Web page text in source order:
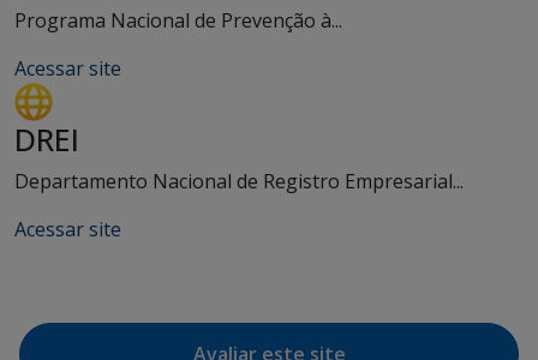
Programa Nacional de Prevenção à...
Acessar site
DREI
Departamento Nacional de Registro Empresarial...
Acessar site
Avaliar este site